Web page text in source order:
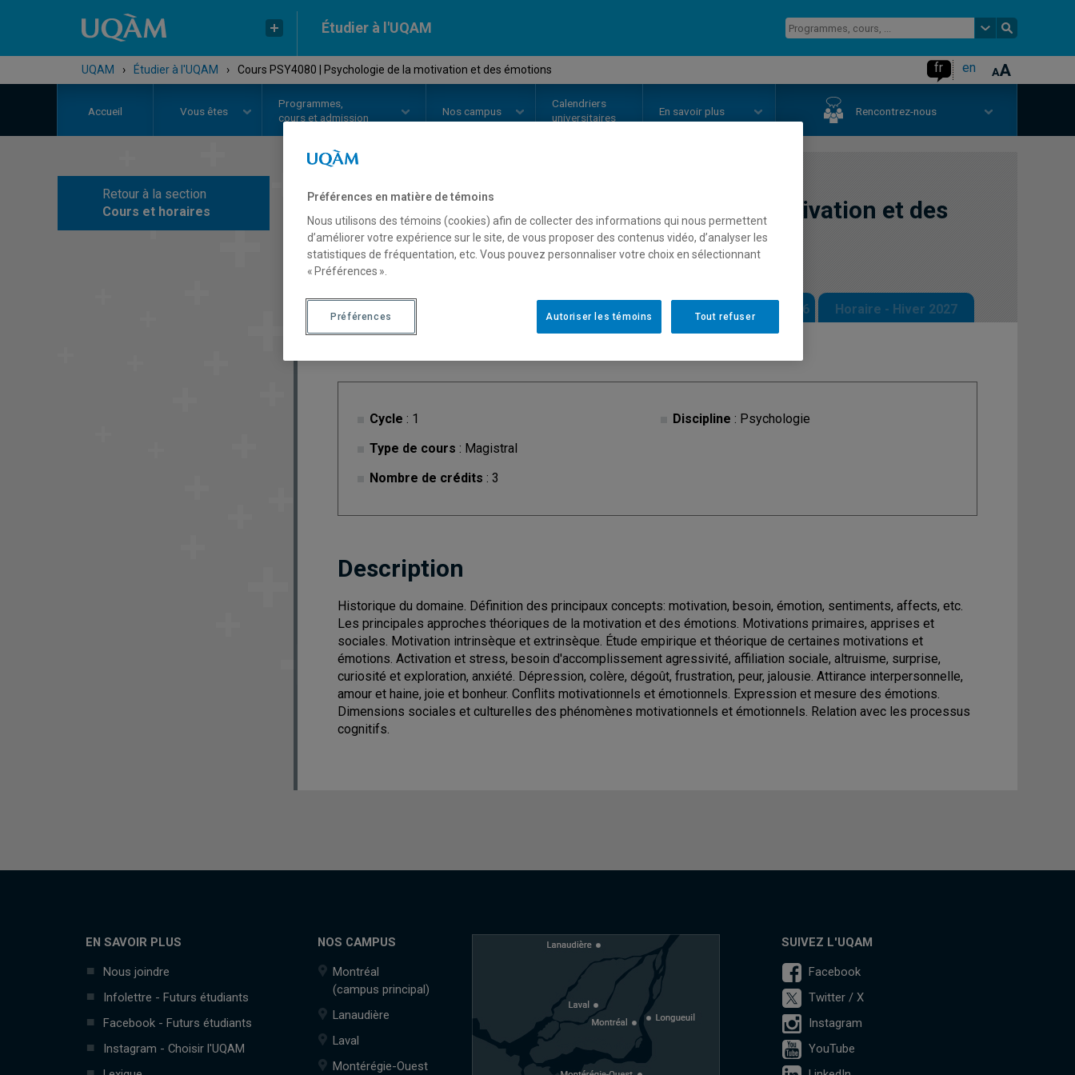
Étudier à l'UQAM
UQAM › Étudier à l'UQAM › Cours PSY4080 | Psychologie de la motivation et des émotions fr en
Accueil Vous êtes
Programmes,
cours et admission
Nos campus
Calendriers
universitaires
En savoir plus Rencontrez-nous
Retour à la section
Cours et horaires
COURS// PSY4080 - Psychologie de la motivation et des
émotions
Horaire - Été 2026 Horaire - Automne 2026 Horaire - Hiver 2027
Cycle : 1
Type de cours : Magistral
Nombre de crédits : 3
Discipline : Psychologie
Description
Historique du domaine. Définition des principaux concepts: motivation, besoin, émotion, sentiments, affects, etc.
Les principales approches théoriques de la motivation et des émotions. Motivations primaires, apprises et
sociales. Motivation intrinsèque et extrinsèque. Étude empirique et théorique de certaines motivations et
émotions. Activation et stress, besoin d'accomplissement agressivité, affiliation sociale, altruisme, surprise,
curiosité et exploration, anxiété. Dépression, colère, dégoût, frustration, peur, jalousie. Attirance interpersonnelle,
amour et haine, joie et bonheur. Conflits motivationnels et émotionnels. Expression et mesure des émotions.
Dimensions sociales et culturelles des phénomènes motivationnels et émotionnels. Relation avec les processus
cognitifs.
EN SAVOIR PLUS
Nous joindre
Infolettre - Futurs étudiants
Facebook - Futurs étudiants
Instagram - Choisir l'UQAM
NOS CAMPUS
Montréal
(campus principal)
Lanaudière
Laval
Montérégie-Ouest
SUIVEZ L'UQAM
Facebook
Twitter / X
Instagram
YouTube
Préférences en matière de témoins
Nous utilisons des témoins (cookies) afin de collecter des informations qui nous permettent
d’améliorer votre expérience sur le site, de vous proposer des contenus vidéo, d’analyser les
statistiques de fréquentation, etc. Vous pouvez personnaliser votre choix en sélectionnant
« Préférences ».
Tout refuser
Autoriser les témoins
Préférences